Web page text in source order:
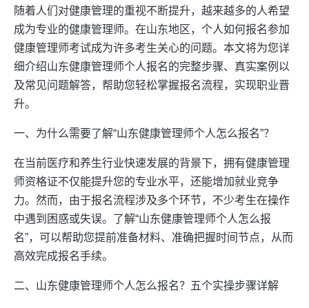
随着人们对健康管理的重视不断提升，越来越多的人希望
成为专业的健康管理师。在山东地区，个人如何报名参加
健康管理师考试成为许多考生关心的问题。本文将为您详
细介绍山东健康管理师个人报名的完整步骤、真实案例以
及常见问题解答，帮助您轻松掌握报名流程，实现职业晋
升。
一、为什么需要了解“山东健康管理师个人怎么报名”？
在当前医疗和养生行业快速发展的背景下，拥有健康管理
师资格证不仅能提升您的专业水平，还能增加就业竞争
力。然而，由于报名流程涉及多个环节，不少考生在操作
中遇到困惑或失误。了解“山东健康管理师个人怎么报
名”，可以帮助您提前准备材料、准确把握时间节点，从而
高效完成报名手续。
二、山东健康管理师个人怎么报名？五个实操步骤详解